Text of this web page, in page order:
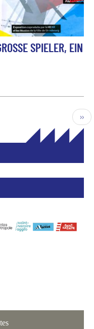
SPIELER, EIN
››